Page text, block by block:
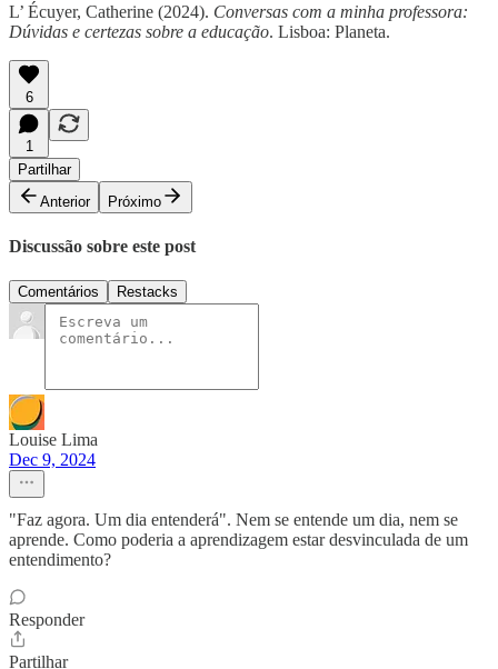
L’ Écuyer, Catherine (2024). Conversas com a minha professora:
Dúvidas e certezas sobre a educação. Lisboa: Planeta.
6
1
Partilhar
Anterior
Próximo
Discussão sobre este post
Comentários Restacks
Louise Lima
Dec 9, 2024
"Faz agora. Um dia entenderá". Nem se entende um dia, nem se
aprende. Como poderia a aprendizagem estar desvinculada de um
entendimento?
Responder
Partilhar